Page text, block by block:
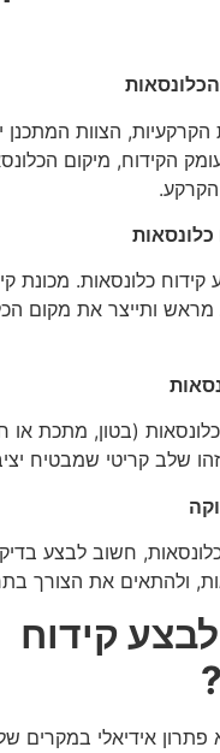
הצוות המתכנן
הקידוח, מיקום
כלונסאות. מכונת
ותייצר את מקום
(בטון, מתכת או
שלב קריטי שמבטיח
חשוב לבצע
ולהתאים את הצורך
קידוח
פתרון אידיאלי במקרים